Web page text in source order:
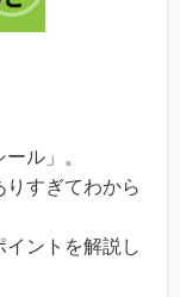
ル」。
すぎてわから
ントを解説し